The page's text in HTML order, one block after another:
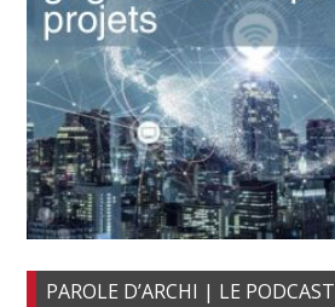
PAROLE D’ARCHI | LE PODCAST